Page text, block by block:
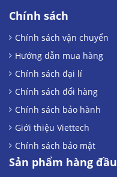
Chính sách
Chính sách vận chuyển
Hướng dẫn mua hàng
Chính sách đại lí
Chính sách đổi hàng
Chính sách bảo hành
Giới thiệu Viettech
Chính sách bảo mật
Sản phẩm hàng đầu